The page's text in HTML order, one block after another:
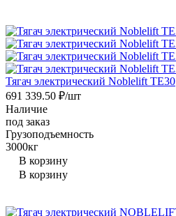
Тягач электрический Noblelift TE30
691 339.50 ₽/шт
Наличие
под заказ
Грузоподъемность
3000кг
В корзину
В корзину